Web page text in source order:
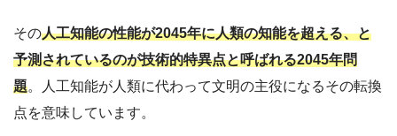
その人工知能の性能が2045年に人類の知能を超える、と
予測されているのが技術的特異点と呼ばれる2045年問
題。人工知能が人類に代わって文明の主役になるその転換
点を意味しています。